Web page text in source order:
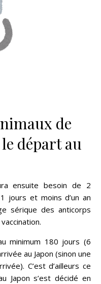
de
départ au
ensuite besoin de 2
jours et moins d’un an
sérique des anticorps
minimum 180 jours (6
au Japon (sinon une
C’est d’ailleurs ce
Japon s’est décidé en